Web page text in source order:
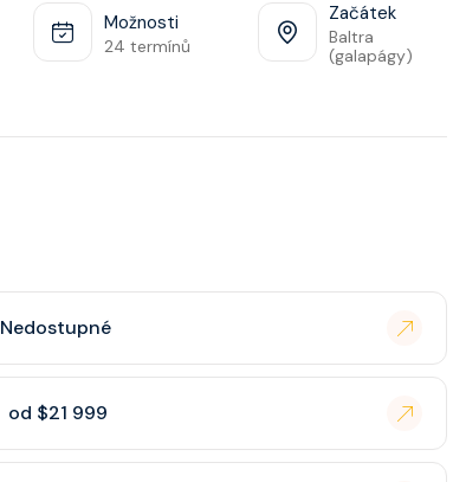
Možnosti
24 termínů
Začátek
Baltra
(galapágy)
Nedostupné
od $21 999